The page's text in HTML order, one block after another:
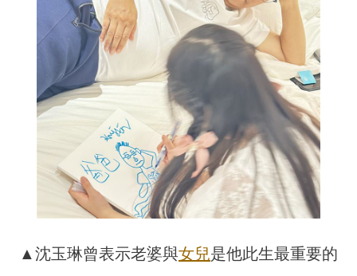
▲沈玉琳曾表示老婆與女兒是他此生最重要的